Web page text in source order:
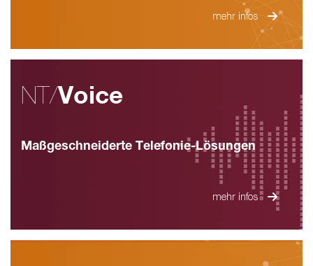
mehr infos
NT/Voice
Maßgeschneiderte Telefonie-Lösungen
mehr infos